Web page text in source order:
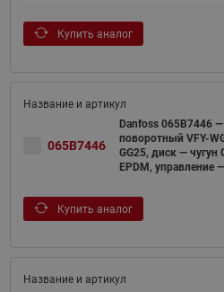
Купить аналог
065B7446
Danfoss 065B7446
поворотный VFY-
GG25, диск — чугун
EPDM, управление
Купить аналог